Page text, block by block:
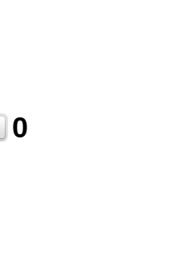
0